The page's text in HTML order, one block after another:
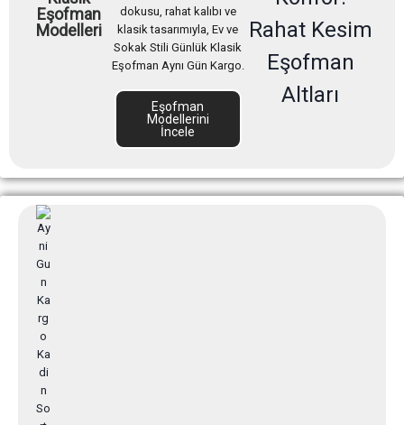
Eşofman
Modelleri
Rahat Kesim
Eşofman
Altları
dokusu, rahat kalıbı ve
klasik tasarımıyla, Ev ve
Sokak Stili Günlük Klasik
Eşofman Aynı Gün Kargo.
Eşofman
Modellerini
İncele